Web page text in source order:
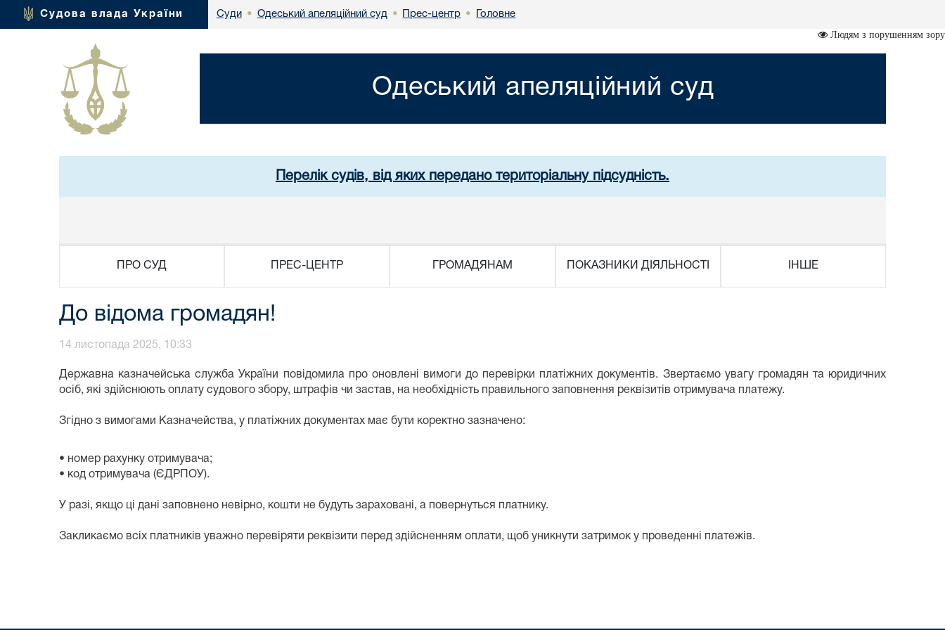
Судова влада України Суди • Одеський апеляційний суд • Прес-центр • Головне
Людям з порушенням зору
Одеський апеляційний суд
Перелік судів, від яких передано територіальну підсудність.
ПРО СУД ПРЕС-ЦЕНТР ГРОМАДЯНАМ ПОКАЗНИКИ ДІЯЛЬНОСТІ ІНШЕ
До відома громадян!
14 листопада 2025, 10:33
Державна казначейська служба України повідомила про оновлені вимоги до перевірки платіжних документів. Звертаємо увагу громадян та юридичних
осіб, які здійснюють оплату судового збору, штрафів чи застав, на необхідність правильного заповнення реквізитів отримувача платежу.
Згідно з вимогами Казначейства, у платіжних документах має бути коректно зазначено:
• номер рахунку отримувача;
• код отримувача (ЄДРПОУ).
У разі, якщо ці дані заповнено невірно, кошти не будуть зараховані, а повернуться платнику.
Закликаємо всіх платників уважно перевіряти реквізити перед здійсненням оплати, щоб уникнути затримок у проведенні платежів.